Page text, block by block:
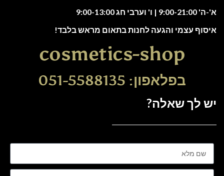
א'-ה' 9:00-21:00 | ו' וערבי חג 9:00-13:00
איסוף עצמי והגעה לחנות בתאום מראש בלבד!
cosmetics-shop
בפלאפון: 051-5588135
יש לך שאלה?